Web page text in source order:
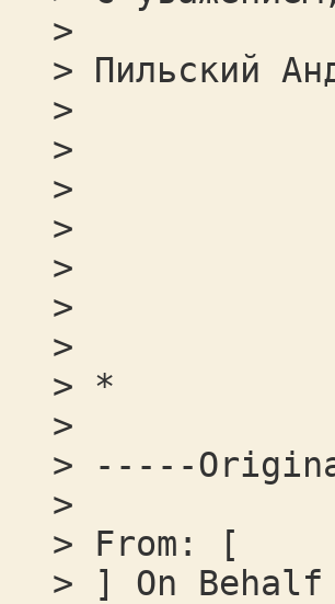
>
> Пильский
>
>
>
>
>
>
>
> *
>
> -----
>
> From: [
> ] On Behalf